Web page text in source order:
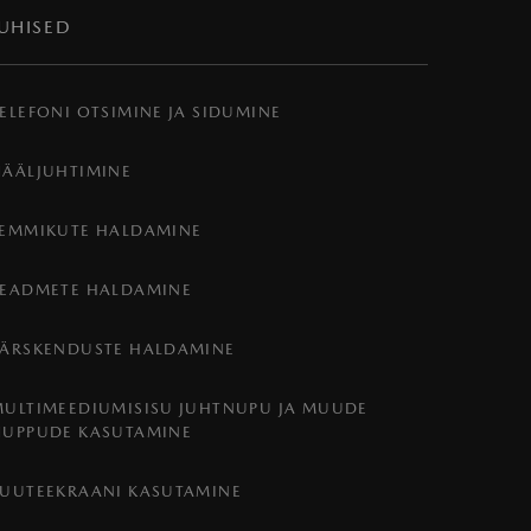
OTSIMINE JA SIDUMINE
HALDAMINE
HALDAMINE
HALDAMINE
JUHTNUPU JA MUUDE
KASUTAMINE
KASUTAMINE